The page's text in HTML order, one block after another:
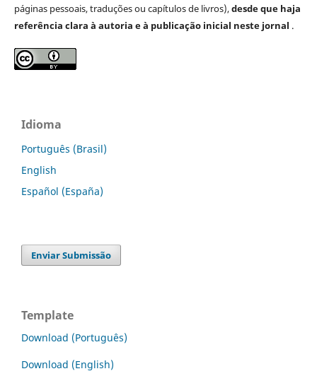
páginas pessoais, traduções ou capítulos de livros),desde que haja
referência clara à autoria e à publicação inicial neste jornal .
Idioma
Português (Brasil)
English
Español (España)
Enviar Submissão
Template
Download (Português)
Download (English)